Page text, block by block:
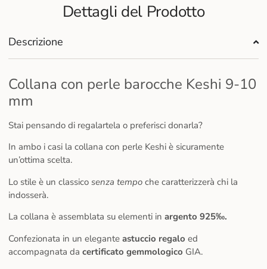
Dettagli del Prodotto
Descrizione
Collana con perle barocche Keshi 9-10
mm
Stai pensando di regalartela o preferisci donarla?
In ambo i casi la collana con perle Keshi è sicuramente
un’ottima scelta.
Lo stile è un classico senza tempo che caratterizzerà chi la
indosserà.
La collana è assemblata su elementi in argento 925‰.
Confezionata in un elegante astuccio regalo ed
accompagnata da certificato gemmologico GIA.